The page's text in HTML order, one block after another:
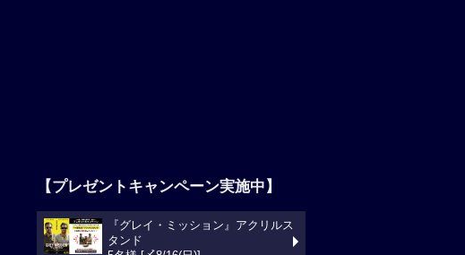
【プレゼントキャンペーン実施中】
『グレイ・ミッション』アクリルス
タンド